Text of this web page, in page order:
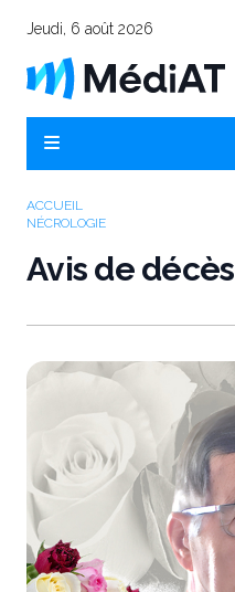
Jeudi, 6 août 2026
ACCUEIL
NÉCROLOGIE
Avis de décès